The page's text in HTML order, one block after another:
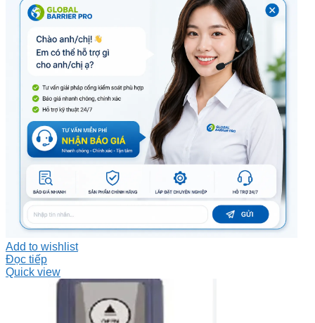
Add to wishlist
Đọc tiếp
Quick view